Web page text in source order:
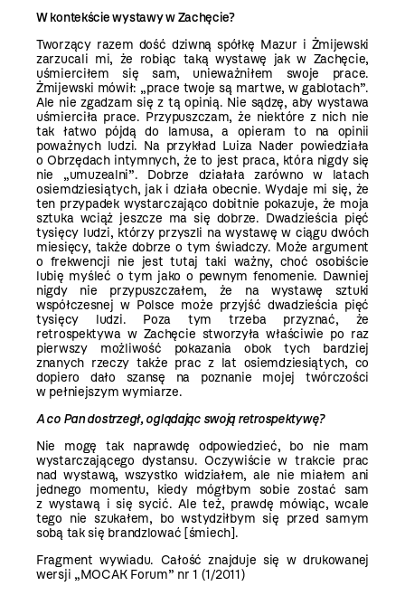
W kontekście wystawy w Zachęcie?
Tworzący razem dość dziwną spółkę Mazur i Żmijewski
zarzucali mi, że robiąc taką wystawę jak w Zachęcie,
uśmierciłem się sam, unieważniłem swoje prace.
Żmijewski mówił: „prace twoje są martwe, w gablotach”.
Ale nie zgadzam się z tą opinią. Nie sądzę, aby wystawa
uśmierciła prace. Przypuszczam, że niektóre z nich nie
tak łatwo pójdą do lamusa, a opieram to na opinii
poważnych ludzi. Na przykład Luiza Nader powiedziała
o Obrzędach intymnych, że to jest praca, która nigdy się
nie „umuzealni”. Dobrze działała zarówno w latach
osiemdziesiątych, jak i działa obecnie. Wydaje mi się, że
ten przypadek wystarczająco dobitnie pokazuje, że moja
sztuka wciąż jeszcze ma się dobrze. Dwadzieścia pięć
tysięcy ludzi, którzy przyszli na wystawę w ciągu dwóch
miesięcy, także dobrze o tym świadczy. Może argument
o frekwencji nie jest tutaj taki ważny, choć osobiście
lubię myśleć o tym jako o pewnym fenomenie. Dawniej
nigdy nie przypuszczałem, że na wystawę sztuki
współczesnej w Polsce może przyjść dwadzieścia pięć
tysięcy ludzi. Poza tym trzeba przyznać, że
retrospektywa w Zachęcie stworzyła właściwie po raz
pierwszy możliwość pokazania obok tych bardziej
znanych rzeczy także prac z lat osiemdziesiątych, co
dopiero dało szansę na poznanie mojej twórczości
w pełniejszym wymiarze.
A co Pan dostrzegł, oglądając swoją retrospektywę?
Nie mogę tak naprawdę odpowiedzieć, bo nie mam
wystarczającego dystansu. Oczywiście w trakcie prac
nad wystawą, wszystko widziałem, ale nie miałem ani
jednego momentu, kiedy mógłbym sobie zostać sam
z wystawą i się sycić. Ale też, prawdę mówiąc, wcale
tego nie szukałem, bo wstydziłbym się przed samym
sobą tak się brandzlować [śmiech].
Fragment wywiadu. Całość znajduje się w drukowanej
wersji „MOCAK Forum” nr 1 (1/2011)